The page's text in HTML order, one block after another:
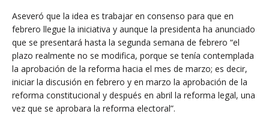
Aseveró que la idea es trabajar en consenso para que en
febrero llegue la iniciativa y aunque la presidenta ha anunciado
que se presentará hasta la segunda semana de febrero “el
plazo realmente no se modifica, porque se tenía contemplada
la aprobación de la reforma hacia el mes de marzo; es decir,
iniciar la discusión en febrero y en marzo la aprobación de la
reforma constitucional y después en abril la reforma legal, una
vez que se aprobara la reforma electoral”.